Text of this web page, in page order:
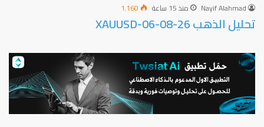
Nayif Alahmad منذ 15 ساعة 1٬160
تحليل الذهب XAUUSD-06-08-26